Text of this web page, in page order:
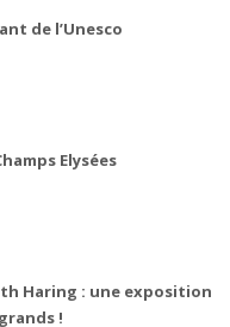
de l’Unesco
Elysées
Haring : une exposition
!